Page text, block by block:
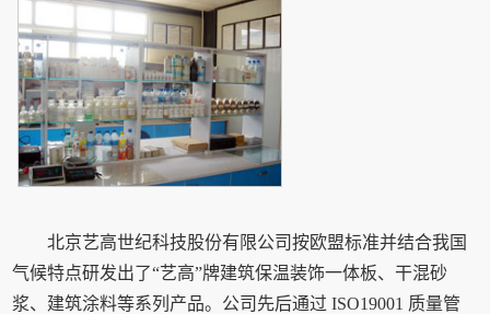
北京艺高世纪科技股份有限公司按欧盟标准并结合我国
气候特点研发出了“艺高”牌建筑保温装饰一体板、干混砂
浆、建筑涂料等系列产品。公司先后通过 ISO19001 质量管